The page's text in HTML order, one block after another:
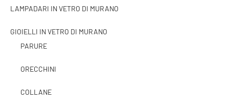
LAMPADARI IN VETRO DI MURANO
GIOIELLI IN VETRO DI MURANO
PARURE
ORECCHINI
COLLANE